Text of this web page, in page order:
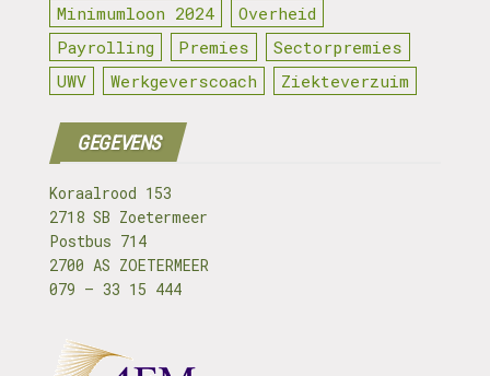
Minimumloon 2024
Overheid
Payrolling
Premies
Sectorpremies
UWV
Werkgeverscoach Ziekteverzuim
GEGEVENS
Koraalrood 153
2718 SB Zoetermeer
Postbus 714
2700 AS ZOETERMEER
079 – 33 15 444